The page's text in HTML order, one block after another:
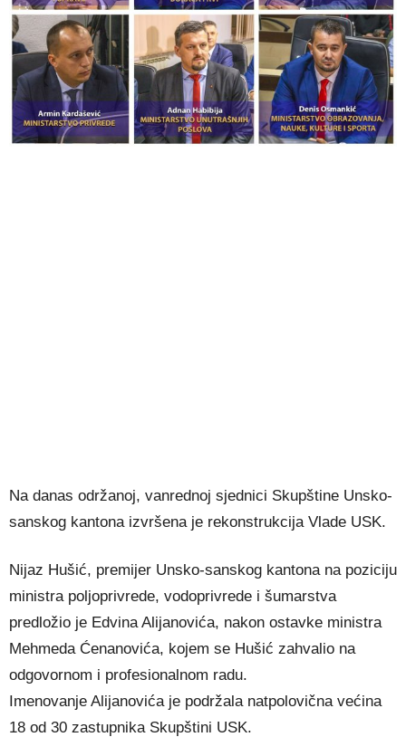
Na danas održanoj, vanrednoj sjednici Skupštine Unsko-
sanskog kantona izvršena je rekonstrukcija Vlade USK.
Nijaz Hušić, premijer Unsko-sanskog kantona na poziciju
ministra poljoprivrede, vodoprivrede i šumarstva
predložio je Edvina Alijanovića, nakon ostavke ministra
Mehmeda Ćenanovića, kojem se Hušić zahvalio na
odgovornom i profesionalnom radu.
Imenovanje Alijanovića je podržala natpolovična većina
18 od 30 zastupnika Skupštini USK.